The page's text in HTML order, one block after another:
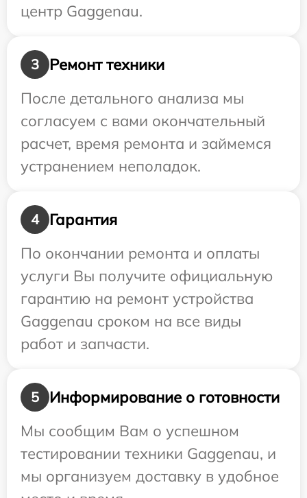
центр Gaggenau.
3
Ремонт техники
После детального анализа мы
согласуем с вами окончательный
расчет, время ремонта и займемся
устранением неполадок.
4
Гарантия
По окончании ремонта и оплаты
услуги Вы получите официальную
гарантию на ремонт устройства
Gaggenau сроком на все виды
работ и запчасти.
5
Информирование о готовности
Мы сообщим Вам о успешном
тестировании техники Gaggenau, и
мы организуем доставку в удобное